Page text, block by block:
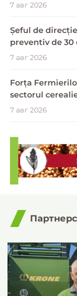
7 авг 2026
Șeful de
preventiv de 30
7 авг 2026
Forța
sectorul
7 авг 2026